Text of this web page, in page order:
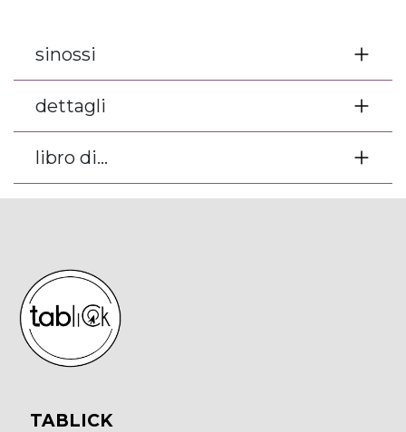
sinossi
dettagli
libro di...
TABLICK